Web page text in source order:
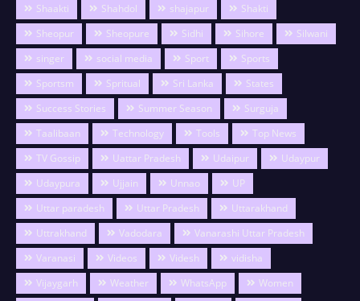
Shaakti
Shahdol shajapur
Shakti
Sheopur
Sheopure Sidhi Sihore
Silwani
singer
social media Sport
Sports
Sportsm
Spritual Sri Lanka
States
Success Stories
Summer Season
Surguja
Taalibaan
Technology Tools
Top News
TV Gossip
Uattar Pradesh Udaipur
Udaypur
Udaypura
Ujjain Unnao
UP
Uttar paradesh
Uttar Pradesh
Uttarakhand
Uttrakhand
Vadodara
Vanarashi Uttar Pradesh
Varanasi
Videos Videsh
vidisha
Vijaygarh
Weather WhatsApp
Women